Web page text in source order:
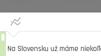
Na Slovensku už máme